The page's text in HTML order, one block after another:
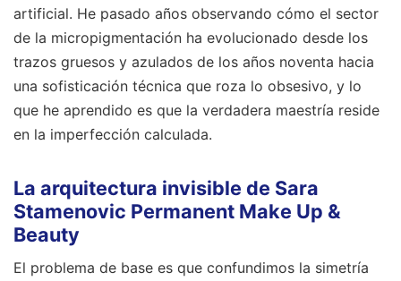
artificial. He pasado años observando cómo el sector
de la micropigmentación ha evolucionado desde los
trazos gruesos y azulados de los años noventa hacia
una sofisticación técnica que roza lo obsesivo, y lo
que he aprendido es que la verdadera maestría reside
en la imperfección calculada.
La arquitectura invisible de Sara
Stamenovic Permanent Make Up &
Beauty
El problema de base es que confundimos la simetría